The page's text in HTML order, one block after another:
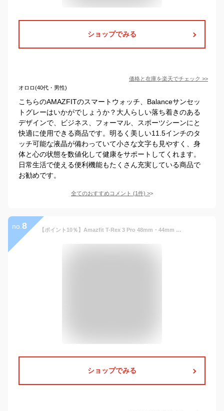
ショップでみる
価格と在庫を楽天でチェック >>
オロロ(40代・男性)
こちらのAMAZFITのスマートウォッチ、Balanceサンセッ
トグレーはいかがでしょうか？大人らしい落ち着きのある
デザインで、ビジネス、フォーマル、スポーツシーンにと
快適に使用できる商品です。明るく美しい11.5インチのタ
ッチ可能な液晶が備わっていて小さな文字も見やすく、身
体と心の状態を数値化して健康をサポートしてくれます。
日常生活で使える便利機能もたくさん充実している商品で
お勧めです。
全てのおすすめコメント (1件) >
no. 8 【ポイント10％】Amazfit T-Rex 3 Pro 48mm・44mm スマートウォッチ アマズフィット 登山 アウトドア ヤマレコ ヤマップ 10気圧 防水 アウトドア ランニング 水泳 登山 GPS コンパス スポーツウォッチ 着信通知 line 返信 心拍数 歩数計 HYROX ハイロックス
ショップでみる